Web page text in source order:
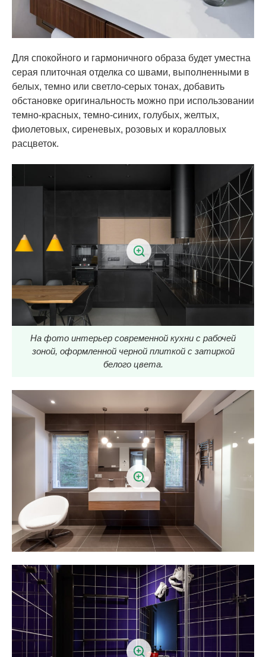
Для спокойного и гармоничного образа будет уместна
серая плиточная отделка со швами, выполненными в
белых, темно или светло-серых тонах, добавить
обстановке оригинальность можно при использовании
темно-красных, темно-синих, голубых, желтых,
фиолетовых, сиреневых, розовых и коралловых
расцветок.
На фото интерьер современной кухни с рабочей
зоной, оформленной черной плиткой с затиркой
белого цвета.